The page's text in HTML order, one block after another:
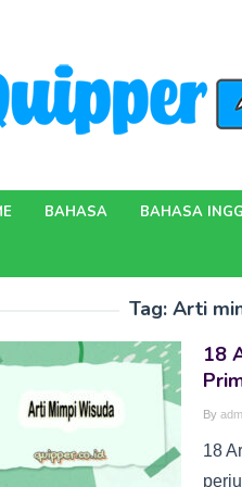
BAHASA BAHASA
Tag: Arti
18
By
18